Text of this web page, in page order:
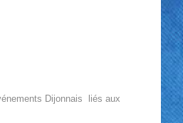
Dijonnais liés aux